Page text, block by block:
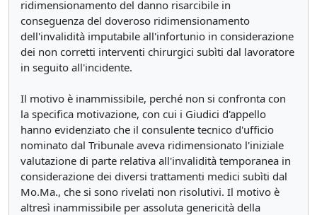
ridimensionamento del danno risarcibile in
conseguenza del doveroso ridimensionamento
dell'invalidità imputabile all'infortunio in considerazione
dei non corretti interventi chirurgici subìti dal lavoratore
in seguito all'incidente.
Il motivo è inammissibile, perché non si confronta con
la specifica motivazione, con cui i Giudici d'appello
hanno evidenziato che il consulente tecnico d'ufficio
nominato dal Tribunale aveva ridimensionato l'iniziale
valutazione di parte relativa all'invalidità temporanea in
considerazione dei diversi trattamenti medici subìti dal
Mo.Ma., che si sono rivelati non risolutivi. Il motivo è
altresì inammissibile per assoluta genericità della